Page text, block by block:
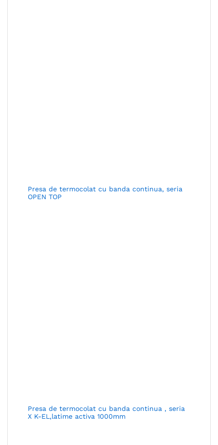
Presa de termocolat cu banda continua, seria
OPEN TOP
Presa de termocolat cu banda continua , seria
X K-EL,latime activa 1000mm